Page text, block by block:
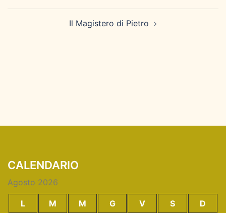
Il Magistero di Pietro
CALENDARIO
Agosto 2026
L M M G V S
D